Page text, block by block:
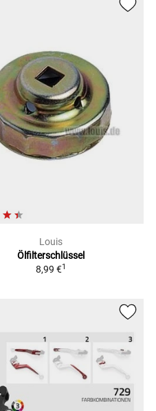
Louis
Ölfilterschlüssel
8,99 €1